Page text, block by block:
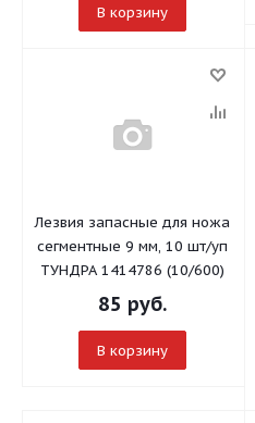
В корзину
Лезвия запасные для ножа
сегментные 9 мм, 10 шт/уп
ТУНДРА 1414786 (10/600)
85 руб.
В корзину